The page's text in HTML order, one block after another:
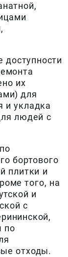
доступности
их
для
и укладка
людей с
бортового
плитки и
того, на
и
с
по
отходы.